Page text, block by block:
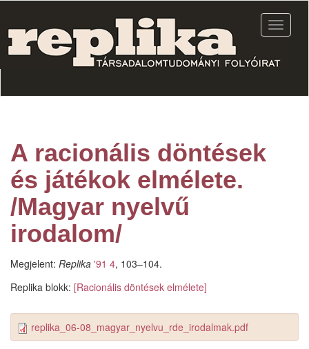
tartalomra
A racionális döntések
és játékok elmélete.
/Magyar nyelvű
irodalom/
Megjelent: Replika '91 4, 103–104.
Replika blokk: [Racionális döntések elmélete]
replika_06-08_magyar_nyelvu_rde_irodalmak.pdf